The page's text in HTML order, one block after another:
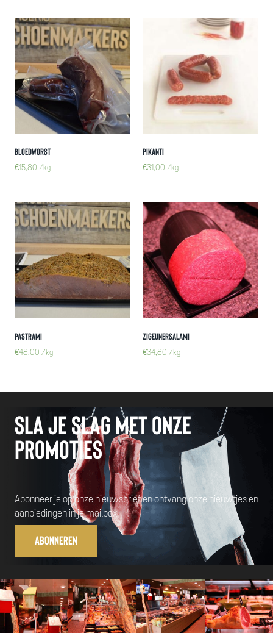
Bloedworst
€15,80 /kg
Pikanti
€31,00 /kg
Pastrami
€48,00 /kg
Zigeunersalami
€34,80 /kg
Sla je slag met onze
promoties
Abonneer je op onze nieuwsbrief en ontvang onze nieuwtjes en
aanbiedingen in je mailbox!
Abonneren